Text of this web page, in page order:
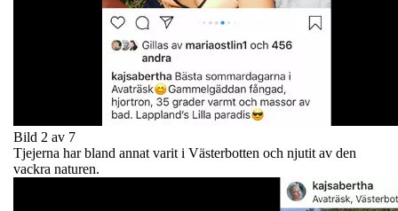
Bild 2 av 7
Tjejerna har bland annat varit i Västerbotten och njutit av den
vackra naturen.